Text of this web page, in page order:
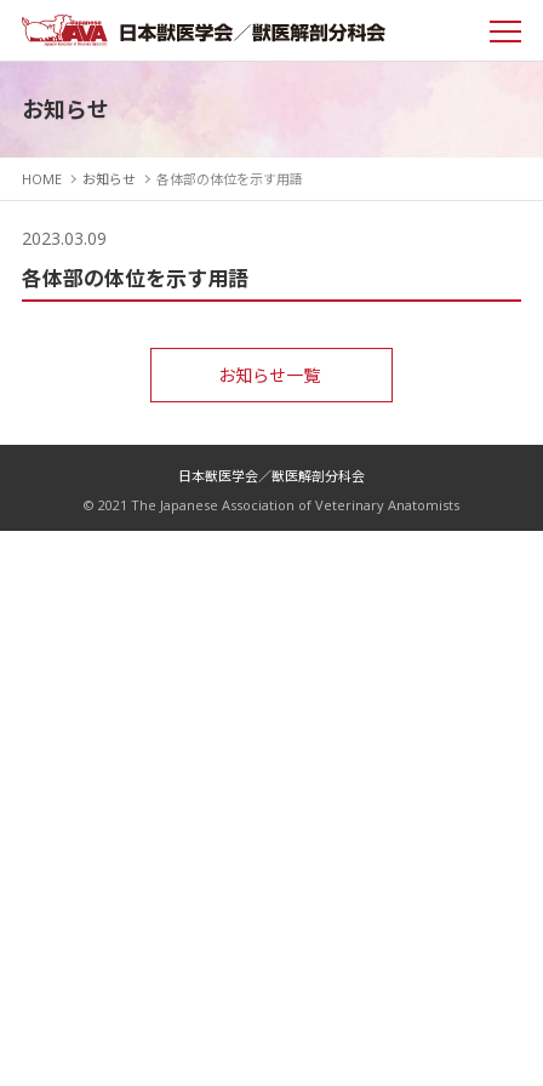
お知らせ
HOME お知らせ 各体部の体位を示す用語
2023.03.09
各体部の体位を示す用語
お知らせ一覧
日本獣医学会／獣医解剖分科会
© 2021 The Japanese Association of Veterinary Anatomists